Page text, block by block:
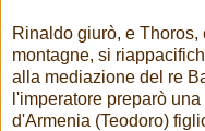
Rinaldo giurò, e Thoros,
montagne, si
alla mediazione del re
l'imperatore preparò
d'Armenia (Teodoro)